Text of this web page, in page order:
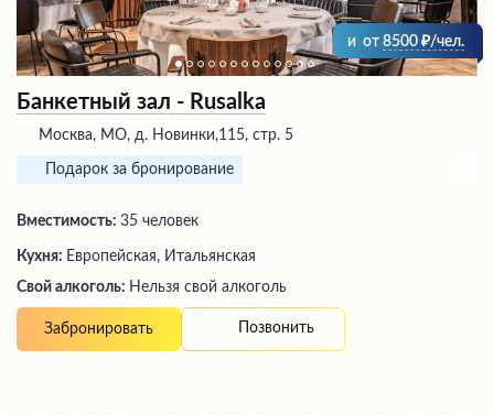
и от 8500 /чел.
Банкетный зал - Rusalka
Москва, МО, д. Новинки,115, стр. 5
Подарок за бронирование
Вместимость: 35 человек
Кухня: Европейская, Итальянская
Свой алкоголь: Нельзя свой алкоголь
Забронировать Позвонить